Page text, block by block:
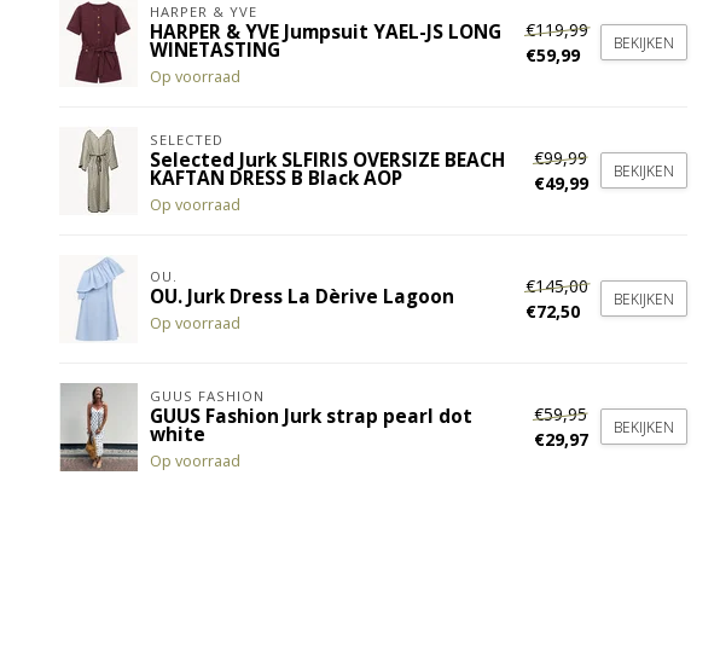
HARPER & YVE
HARPER & YVE Jumpsuit YAEL-JS LONG
WINETASTING
Op voorraad
€119,99
€59,99
BEKIJKEN
SELECTED
Selected Jurk SLFIRIS OVERSIZE BEACH
KAFTAN DRESS B Black AOP
Op voorraad
€99,99
€49,99
BEKIJKEN
OU.
OU. Jurk Dress La Dèrive Lagoon
Op voorraad
€145,00
€72,50
BEKIJKEN
GUUS FASHION
GUUS Fashion Jurk strap pearl dot
white
Op voorraad
€59,95
€29,97
BEKIJKEN